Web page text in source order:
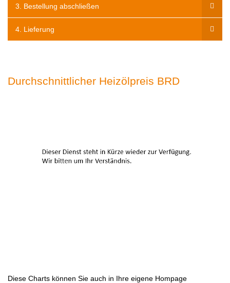
3. Bestellung abschließen
4. Lieferung
Durchschnittlicher Heizölpreis BRD
Diese Charts können Sie auch in Ihre eigene Hompage